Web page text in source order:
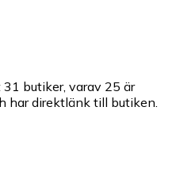
butiker, varav 25 är
har direktlänk till butiken.